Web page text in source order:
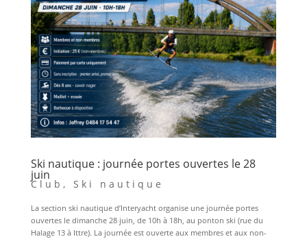
Ski nautique : journée portes ouvertes le 28
juin
Club , Ski nautique
La section ski nautique d’Interyacht organise une journée portes
ouvertes le dimanche 28 juin, de 10h à 18h, au ponton ski (rue du
Halage 13 à Ittre). La journée est ouverte aux membres et aux non-